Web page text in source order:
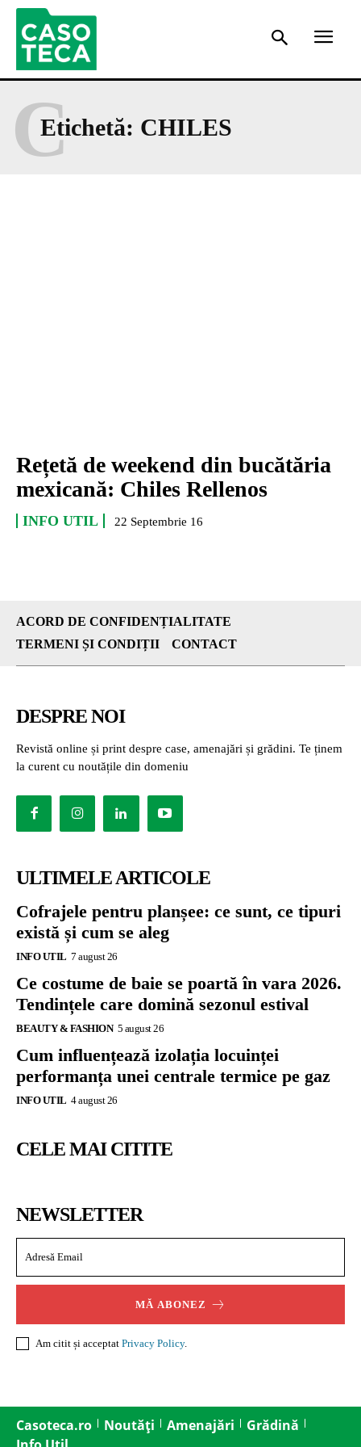
Etichetă: CHILES
C
Rețetă de weekend din bucătăria
mexicană: Chiles Rellenos
INFO UTIL 22 Septembrie 16
ACORD DE CONFIDENȚIALITATE
TERMENI ȘI CONDIȚII
CONTACT
DESPRE NOI
Revistă online și print despre case, amenajări și grădini. Te ținem
la curent cu noutățile din domeniu
ULTIMELE ARTICOLE
Cofrajele pentru planșee: ce sunt, ce tipuri
există și cum se aleg
INFO UTIL 7 august 26
Ce costume de baie se poartă în vara 2026.
Tendințele care domină sezonul estival
BEAUTY & FASHION 5 august 26
Cum influențează izolația locuinței
performanța unei centrale termice pe gaz
INFO UTIL 4 august 26
CELE MAI CITITE
NEWSLETTER
MĂ ABONEZ
Am citit și acceptat Privacy Policy.
Casoteca.ro Noutăți Amenajări
Grădină